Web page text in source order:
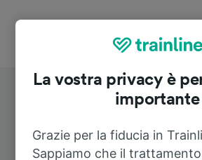
La vostra privacy è
importante
Grazie per la fiducia in
Sappiamo che il